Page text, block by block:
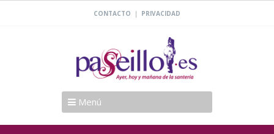
CONTACTO | PRIVACIDAD
Menú